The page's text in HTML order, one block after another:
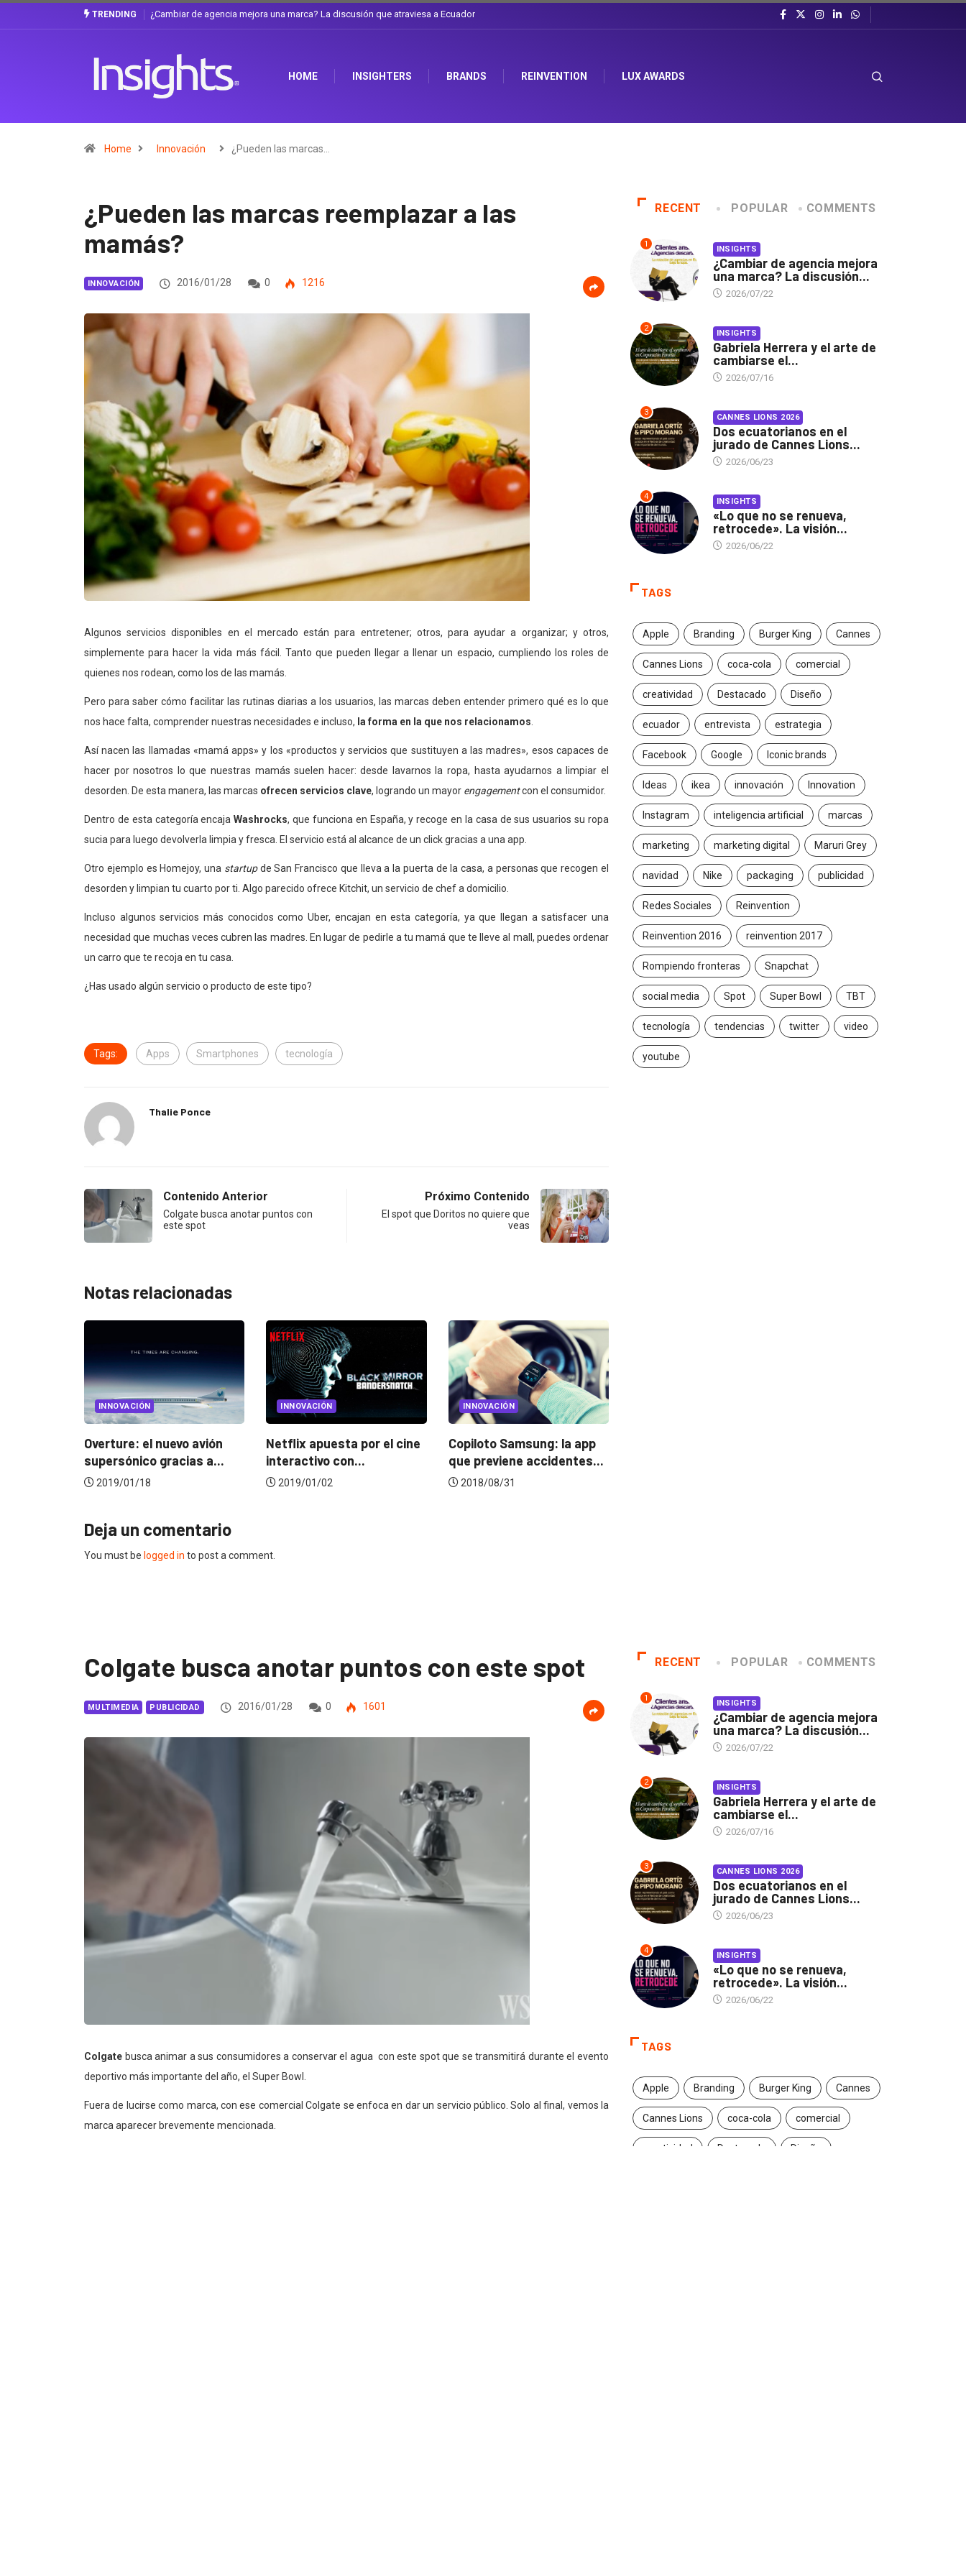
TRENDING Gabriela Herrera y el arte de cambiarse el sombrero en Corporación Favorita
HOME INSIGHTERS BRANDS REINVENTION LUX AWARDS
Home Innovación ¿Pueden las marcas…
¿Pueden las marcas reemplazar a las
mamás?
INNOVACIÓN 2016/01/28 0 1216
Algunos servicios disponibles en el mercado están para entretener; otros, para ayudar a organizar; y otros,
simplemente para hacer la vida más fácil. Tanto que pueden llegar a llenar un espacio, cumpliendo los roles de
quienes nos rodean, como los de las mamás.
Pero para saber cómo facilitar las rutinas diarias a los usuarios, las marcas deben entender primero qué es lo que
nos hace falta, comprender nuestras necesidades e incluso, la forma en la que nos relacionamos.
Así nacen las llamadas «mamá apps» y los «productos y servicios que sustituyen a las madres», esos capaces de
hacer por nosotros lo que nuestras mamás suelen hacer: desde lavarnos la ropa, hasta ayudarnos a limpiar el
desorden. De esta manera, las marcas ofrecen servicios clave, logrando un mayor engagementcon el consumidor.
Dentro de esta categoría encajaWashrocks, que funciona en España, y recoge en la casa de sus usuarios su ropa
sucia para luego devolverla limpia y fresca. El servicio está al alcance de un click gracias a una app.
Otro ejemplo es Homejoy, una startupde San Francisco que lleva a la puerta de la casa, a personas que recogen el
desorden y limpian tu cuarto por ti. Algo parecido ofrece Kitchit, un servicio de chef a domicilio.
Incluso algunos servicios más conocidos como Uber, encajan en esta categoría, ya que llegan a satisfacer una
necesidad que muchas veces cubren las madres. En lugar de pedirle a tu mamá que te lleve al mall, puedes ordenar
un carro que te recoja en tu casa.
¿Has usado algún servicio o producto de este tipo?
Tags: Apps Smartphones tecnología
Thalie Ponce
Contenido Anterior
Colgate busca anotar puntos con
este spot
Próximo Contenido
El spot que Doritos no quiere que
veas
Notas relacionadas
INNOVACIÓN
Netflix apuesta por el cine
interactivo con...
2019/01/02
INNOVACIÓN
Copiloto Samsung: la app
que previene accidentes...
2018/08/31
INNOVACIÓN
Overture: el nuevo avión
supersónico gracias a...
2019/01/18
Deja un comentario
You must be logged in to post a comment.
RECENT POPULAR COMMENTS
1 INSIGHTS
¿Cambiar de agencia mejora
una marca? La discusión...
2026/07/22
2 INSIGHTS
Gabriela Herrera y el arte de
cambiarse el...
2026/07/16
3 CANNES LIONS 2026
Dos ecuatorianos en el
jurado de Cannes Lions...
2026/06/23
4 INSIGHTS
«Lo que no se renueva,
retrocede». La visión...
2026/06/22
TAGS
Apple Branding Burger King Cannes
Cannes Lions coca-cola comercial
creatividad Destacado Diseño
ecuador entrevista estrategia
Facebook Google Iconic brands
Ideas ikea innovación Innovation
Instagram inteligencia artificial marcas
marketing marketing digital Maruri Grey
navidad Nike packaging publicidad
Redes Sociales Reinvention
Reinvention 2016 reinvention 2017
Rompiendo fronteras Snapchat
social media Spot Super Bowl TBT
tecnología tendencias twitter video
youtube
Colgate busca anotar puntos con este spot
MULTIMEDIA PUBLICIDAD 2016/01/28 0 1601
Colgate busca animar a sus consumidores a conservar el agua con este spot que se transmitirá durante el evento
deportivo más importante del año, el Super Bowl.
Fuera de lucirse como marca, con ese comercial Colgate se enfoca en dar un servicio público. Solo al final, vemos la
marca aparecer brevemente mencionada.
RECENT POPULAR COMMENTS
1 INSIGHTS
¿Cambiar de agencia mejora
una marca? La discusión...
2026/07/22
2 INSIGHTS
Gabriela Herrera y el arte de
cambiarse el...
2026/07/16
3 CANNES LIONS 2026
Dos ecuatorianos en el
jurado de Cannes Lions...
2026/06/23
4 INSIGHTS
«Lo que no se renueva,
retrocede». La visión...
2026/06/22
TAGS
Apple Branding Burger King Cannes
Cannes Lions coca-cola comercial
creatividad Destacado Diseño